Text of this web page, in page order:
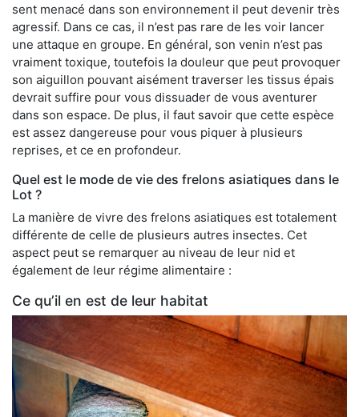
sent menacé dans son environnement il peut devenir très
agressif. Dans ce cas, il n’est pas rare de les voir lancer
une attaque en groupe. En général, son venin n’est pas
vraiment toxique, toutefois la douleur que peut provoquer
son aiguillon pouvant aisément traverser les tissus épais
devrait suffire pour vous dissuader de vous aventurer
dans son espace. De plus, il faut savoir que cette espèce
est assez dangereuse pour vous piquer à plusieurs
reprises, et ce en profondeur.
Quel est le mode de vie des frelons asiatiques dans le
Lot ?
La manière de vivre des frelons asiatiques est totalement
différente de celle de plusieurs autres insectes. Cet
aspect peut se remarquer au niveau de leur nid et
également de leur régime alimentaire :
Ce qu’il en est de leur habitat